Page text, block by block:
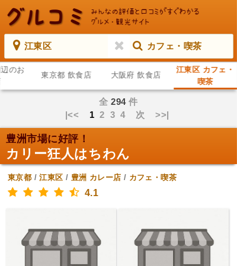
江東区 カフェ・喫茶
のお
東京都 飲食店 大阪府 飲食店
江東区 カフェ・
喫茶
全294件
|<< 12 3 4 次 >>|
豊洲市場に好評！
カリー狂人はちわん
東京都 /江東区 / 豊洲 カレー店 / カフェ・喫茶
4.1